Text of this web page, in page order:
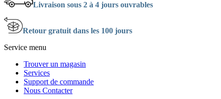
Livraison sous 2 à 4 jours ouvrables
Retour gratuit dans les 100 jours
Service menu
Trouver un magasin
Services
Support de commande
Nous Contacter